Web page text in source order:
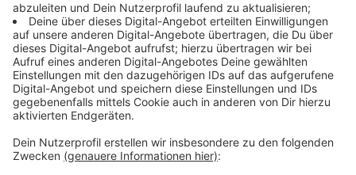
passierende LKW beschädigt. Aktuell werden Laster
vor der Brücke gewogen. Fahrzeuge über 40 Tonnen
dürfen die Brücke nicht überqueren. Ähnliches trifft
aktuell auch auf die Uerdinger Rheinbrücke zu. LKW
über 7,5 Tonnen dürfen die Brücke nicht passieren.
Anzeige